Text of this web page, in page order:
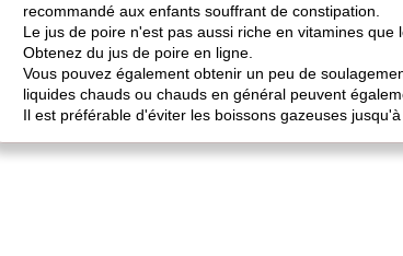
recommandé aux enfants souffrant de constipation.
Le jus de poire n'est pas aussi riche en vitamines
Obtenez du jus de poire en ligne.
Vous pouvez également obtenir un peu de
liquides chauds ou chauds en général peuvent
Il est préférable d'éviter les boissons gazeuses